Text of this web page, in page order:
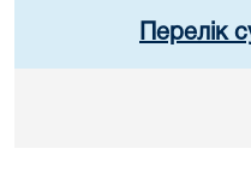
Перелік